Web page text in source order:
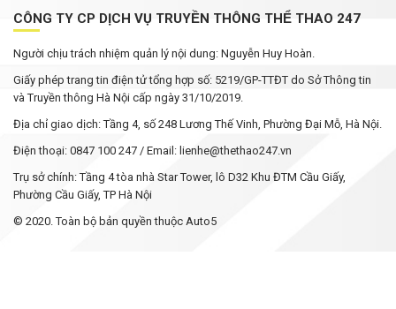
CÔNG TY CP DỊCH VỤ TRUYỀN THÔNG THỂ THAO 247
Người chịu trách nhiệm quản lý nội dung: Nguyễn Huy Hoàn.
Giấy phép trang tin điện tử tổng hợp số: 5219/GP-TTĐT do Sở Thông tin
và Truyền thông Hà Nội cấp ngày 31/10/2019.
Địa chỉ giao dịch: Tầng 4, số 248 Lương Thế Vinh, Phường Đại Mỗ, Hà Nội.
Điện thoại: 0847 100 247 / Email: lienhe@thethao247.vn
Trụ sở chính: Tầng 4 tòa nhà Star Tower, lô D32 Khu ĐTM Cầu Giấy,
Phường Cầu Giấy, TP Hà Nội
© 2020. Toàn bộ bản quyền thuộc Auto5